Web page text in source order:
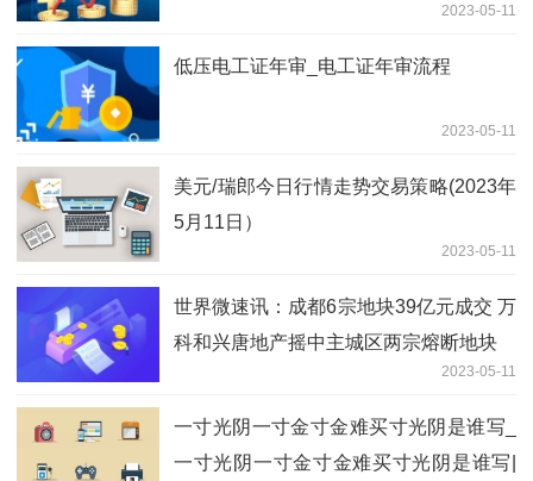
2023-05-11
低压电工证年审_电工证年审流程
2023-05-11
美元/瑞郎今日行情走势交易策略(2023年
5月11日）
2023-05-11
世界微速讯：成都6宗地块39亿元成交 万
科和兴唐地产摇中主城区两宗熔断地块
2023-05-11
一寸光阴一寸金寸金难买寸光阴是谁写_
一寸光阴一寸金寸金难买寸光阴是谁写|